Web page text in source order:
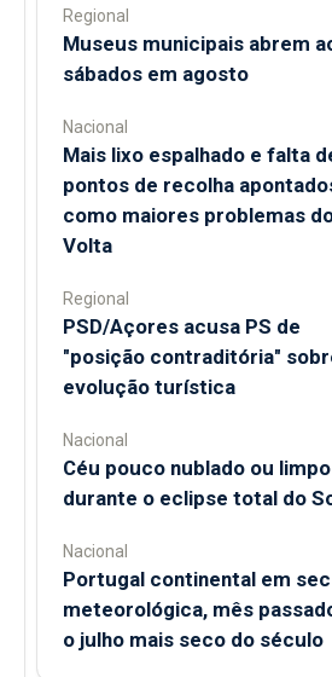
Regional
Museus municipais abrem
sábados em agosto
Nacional
Mais lixo espalhado e falta
pontos de recolha
como maiores problemas
Volta
Regional
PSD/Açores acusa PS de
"posição contraditória"
evolução turística
Nacional
Céu pouco nublado ou limpo
durante o eclipse total do
Nacional
Portugal continental em
meteorológica, mês
o julho mais seco do século